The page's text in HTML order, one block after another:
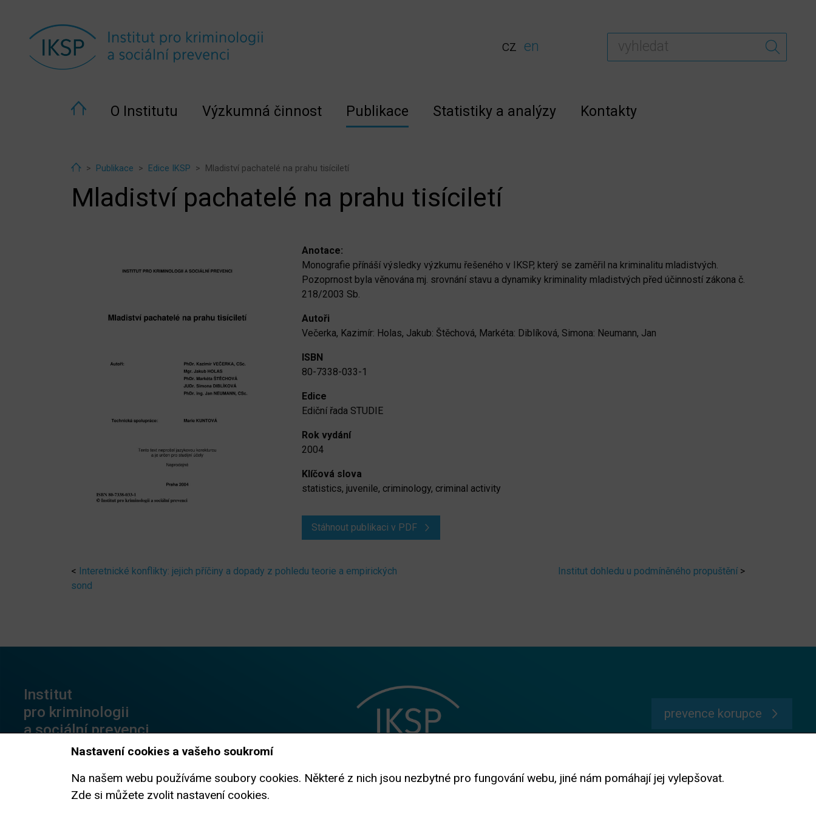
cz en
O Institutu Výzkumná činnost Publikace Statistiky a analýzy Kontakty
HomePublikace Edice IKSP Mladiství pachatelé na prahu tisíciletí
Mladiství pachatelé na prahu tisíciletí
Anotace:
Monografie přínáší výsledky výzkumu řešeného v IKSP, který se zaměřil na kriminalitu mladistvých.
Pozoprnost byla věnována mj. srovnání stavu a dynamiky kriminality mladistvých před účinností zákona č.
218/2003 Sb.
Autoři
Večerka, Kazimír: Holas, Jakub: Štěchová, Markéta: Diblíková, Simona: Neumann, Jan
ISBN
80-7338-033-1
Edice
Ediční řada STUDIE
Rok vydání
2004
Klíčová slova
statistics, juvenile, criminology, criminal activity
Stáhnout publikaci v PDF
< Interetnické konflikty: jejich příčiny a dopady z pohledu teorie a empirických
sond
Institut dohledu u podmíněného propuštění>
Institut
pro kriminologii
a sociální prevenci
150 00 Praha 5
Datová schránka: ifi6zut
zřizovatelem IKSP je
prevence korupce
Nastavení cookies a vašeho soukromí
Na našem webu používáme soubory cookies. Některé z nich jsou nezbytné pro fungování webu, jiné nám pomáhají jej vylepšovat.
Zde si můžete zvolit nastavení cookies.